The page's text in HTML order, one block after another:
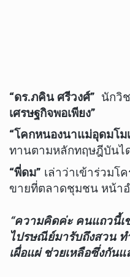
“ดร.ภคิน ศรีวงศ์” นักวิ
เศรษฐกิจพอเพียง”
“โคกหนองนาแม่อุดมโม
ทานตามหลักทฤษฎีบันไ
“พี่ดม” เล่าว่าเข้าร่วม
ขายที่ตลาดชุมชน หน้าอ
“ความคิดค่ะ คนแถวนี้เ
ไปรษณีย์มารับถึงสวน ท
เผื่อแผ่ ช่วยเหลือซึ่งกัน